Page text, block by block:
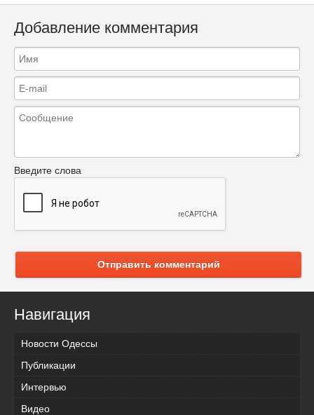
Добавление комментария
Введите слова
Отправить комментарий
Навигация
Новости Одессы
Публикации
Интервью
Видео